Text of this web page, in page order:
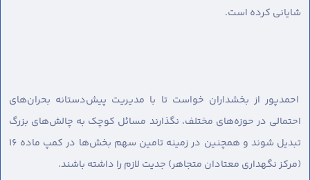
شایانی کرده است.
احمدپور از بخشداران خواست تا با مدیریت پیش‌دستانه بحران‌های
احتمالی در حوزه‌های مختلف، نگذارند مسائل کوچک به چالش‌های بزرگ
تبدیل شوند و همچنین در زمینه تامین سهم بخش‌ها در کمپ ماده ۱۶
(مرکز نگهداری معتادان متجاهر) جدیت لازم را داشته باشند.